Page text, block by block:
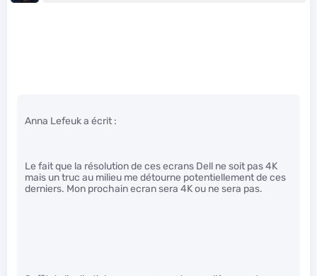
Anna Lefeuk a écrit :
Le fait que la résolution de ces ecrans Dell ne soit pas 4K
mais un truc au milieu me détourne potentiellement de ces
derniers. Mon prochain ecran sera 4K ou ne sera pas.